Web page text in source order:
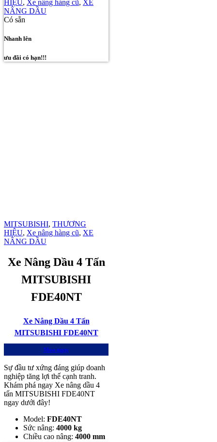
HIỆU, Xe nâng hàng cũ, XE
NÂNG DẦU
Có sẵn
Nhanh lên
ưu đãi có hạn!!!
MITSUBISHI, THƯƠNG
HIỆU, Xe nâng hàng cũ, XE
NÂNG DẦU
Xe Nâng Dầu 4 Tấn
MITSUBISHI
FDE40NT
Xe Nâng Dầu 4 Tấn
MITSUBISHI FDE40NT
Mua ngay
Sự đầu tư xứng đáng giúp doanh
nghiệp tăng lợi thế cạnh tranh.
Khám phá ngay Xe nâng dầu 4
tấn MITSUBISHI FDE40NT
ngay dưới đây!
Model: FDE40NT
Sức nâng: 4000 kg
Chiều cao nâng: 4000 mm